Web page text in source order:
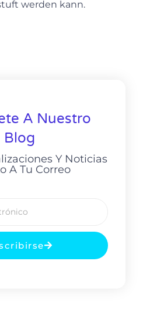
werden kann.
A Nuestro
Blog
Y Noticias
A Tu Correo